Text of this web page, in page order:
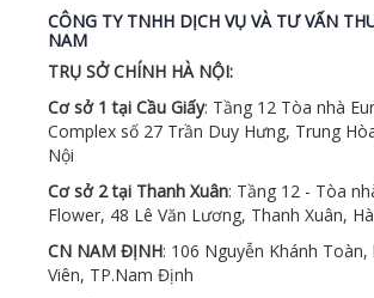
CÔNG TY TNHH DỊCH VỤ VÀ TƯ VẤN
NAM
TRỤ SỞ CHÍNH HÀ NỘI:
Cơ sở 1 tại Cầu Giấy: Tầng 12 Tòa nhà
Complex số 27 Trần Duy Hưng, Trung
Nội
Cơ sở 2 tại Thanh Xuân: Tầng 12 - Tòa
Flower, 48 Lê Văn Lương, Thanh Xuân,
CN NAM ĐỊNH: 106 Nguyễn Khánh
Viên, TP.Nam Định